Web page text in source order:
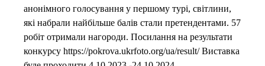
анонімного голосування у першому турі, світлини,
які набрали найбільше балів стали претендентами. 57
робіт отримали нагороди. Посилання на результати
конкурсу https://pokrova.ukrfoto.org/ua/result/ Виставка